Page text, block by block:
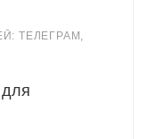
ТЕЛЕГРАМ,